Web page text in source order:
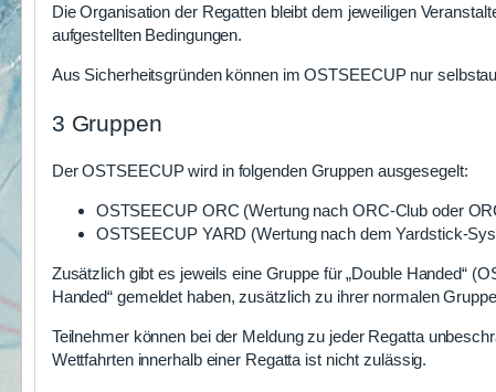
Die Organisation der Regatten bleibt dem jeweiligen
aufgestellten Bedingungen.
Aus Sicherheitsgründen können im OSTSEECUP nur
3 Gruppen
Der OSTSEECUP wird in folgenden Gruppen ausgesegelt:
OSTSEECUP ORC (Wertung nach ORC-Club oder
OSTSEECUP YARD (Wertung nach dem Yardstick-
Zusätzlich gibt es jeweils eine Gruppe für „Double Handed“
Handed“ gemeldet haben, zusätzlich zu ihrer normalen
Teilnehmer können bei der Meldung zu jeder Regatta
Wettfahrten innerhalb einer Regatta ist nicht zulässig.